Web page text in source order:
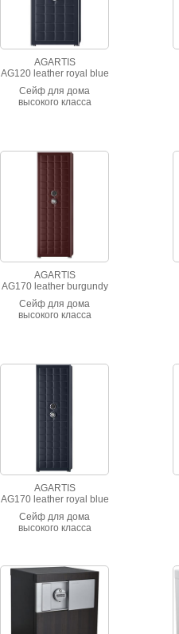
AGARTIS
AG120 leather royal blue
Сейф для дома
высокого класса
AGARTIS
AG170 leather burgundy
Сейф для дома
высокого класса
AGARTIS
AG170 leather royal blue
Сейф для дома
высокого класса
прострочкой.